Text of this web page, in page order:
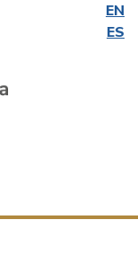
EN
ES